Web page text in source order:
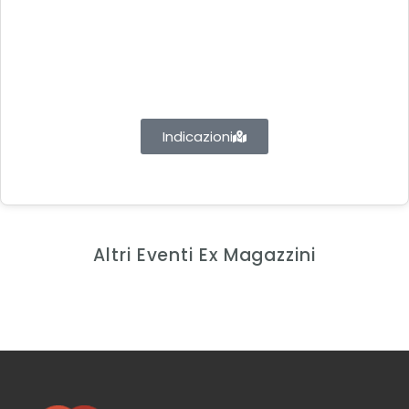
Indicazioni
Altri Eventi Ex Magazzini